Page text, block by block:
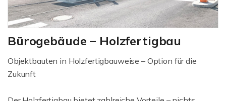
Bürogebäude – Holzfertigbau
Objektbauten in Holzfertigbauweise – Option für die
Zukunft